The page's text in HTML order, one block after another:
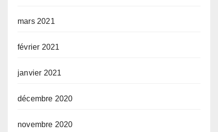
mars 2021
février 2021
janvier 2021
décembre 2020
novembre 2020